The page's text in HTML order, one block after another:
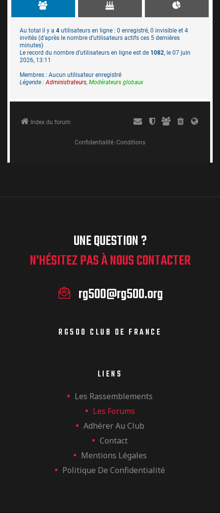
UNE QUESTION ?
N'HÉSITEZ PAS À NOUS CONTACTER
rg500@rg500.org
RG500 CLUB DE FRANCE
LIENS
Les Rassemblements
Les Forums
Adhérer Au Club
Contact
Mentions Légales
Politique De Confidentialité